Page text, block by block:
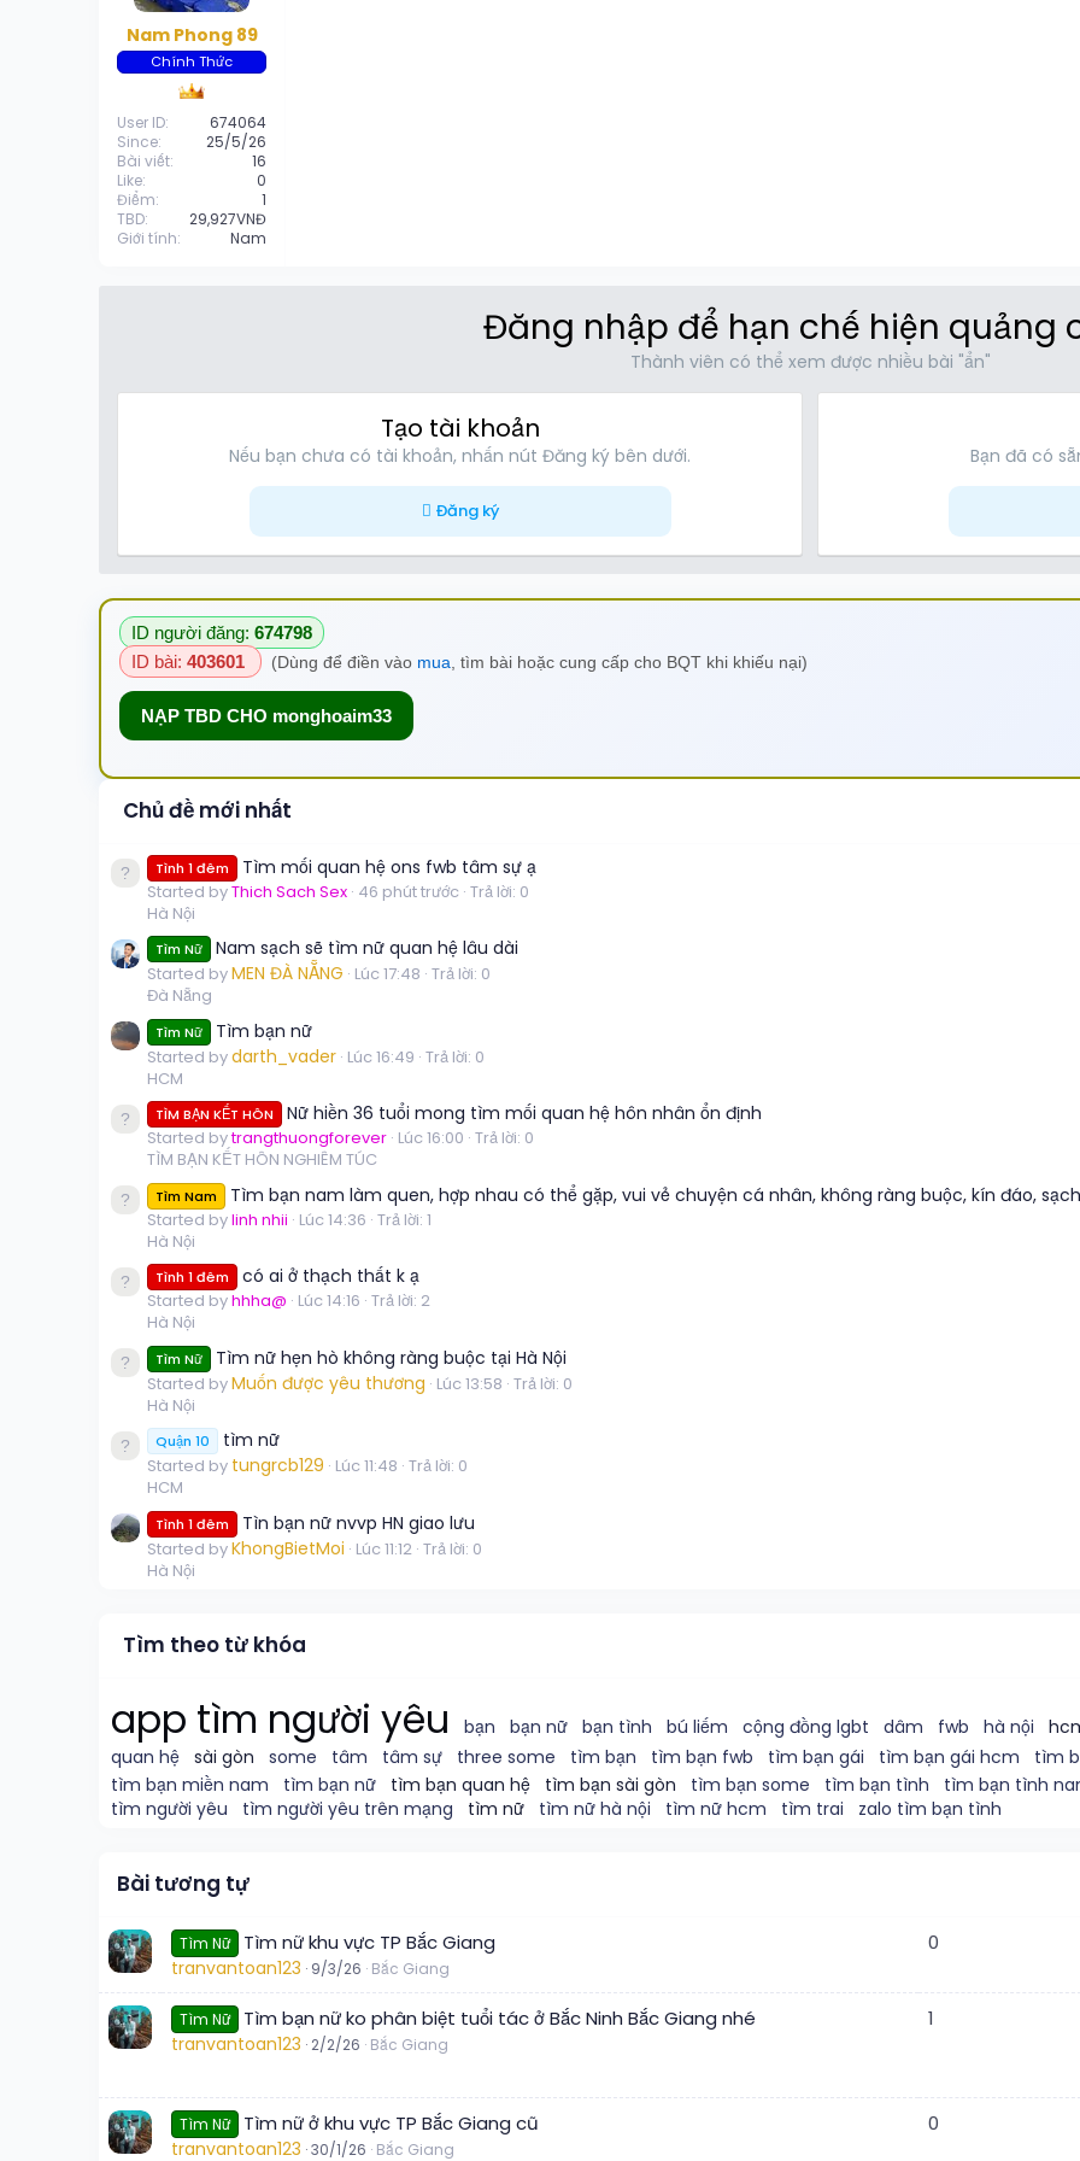
Nam Phong 89
Chính Thức
User ID
674064
Since
25/5/26
Bài viết
16
Like
0
Điểm
1
TBD
29,927VNĐ
Giới tính
Nam
Đăng nhập để hạn chế hiện quảng
Thành viên có thể xem được nhiều bài "ẩn"
Tạo tài khoản
Nếu bạn chưa có tài khoản, nhấn nút Đăng ký bên dưới.
Đăng ký
Bạn đã có
ID người đăng: 674798
ID bài: 403601 (Dùng để điền vào mua , tìm bài hoặc cung cấp cho BQT khi khiếu nại)
NẠP TBD CHO monghoaim33
Chủ đề mới nhất
Tình 1 đêm Tìm mối quan hệ ons fwb tâm sự ạ
Started byThich Sach Sex 46 phút trước Trả lời: 0
Hà Nội
Tìm Nữ Nam sạch sẽ tìm nữ quan hệ lâu dài
Started byMEN ĐÀ NẴNG Lúc 17:48 Trả lời: 0
Đà Nẵng
Tìm Nữ Tìm bạn nữ
Started bydarth_vader Lúc 16:49 Trả lời: 0
HCM
TÌM BẠN KẾT HÔN Nữ hiền 36 tuổi mong tìm mối quan hệ hôn nhân ổn định
Started bytrangthuongforever Lúc 16:00 Trả lời: 0
TÌM BẠN KẾT HÔN NGHIÊM TÚC
Tìm Nam Tìm bạn nam làm quen, hợp nhau có thể gặp, vui vẻ chuyện cá nhân, không ràng buộc, kín đáo,
Started bylinh nhii Lúc 14:36 Trả lời: 1
Hà Nội
Tình 1 đêm có ai ở thạch thất k ạ
Started byhhha@ Lúc 14:16 Trả lời: 2
Hà Nội
Tìm Nữ Tìm nữ hẹn hò không ràng buộc tại Hà Nội
Started byMuốn được yêu thương Lúc 13:58 Trả lời: 0
Hà Nội
Quận 10 tìm nữ
Started by tungrcb129 Lúc 11:48 Trả lời: 0
HCM
Tình 1 đêm Tìn bạn nữ nvvp HN giao lưu
Started byKhongBietMoi Lúc 11:12 Trả lời: 0
Hà Nội
Tìm theo từ khóa
app tìm người yêu bạn bạn nữ bạn tình bú liếm cộng đồng lgbt dâm fwb hà nội
quan hệ sài gòn some tâm tâm sự three some tìm bạn tìm bạn fwb tìm bạn gái tìm bạn gái hcm
tìm
tìm bạn miền nam
tìm bạn nữ tìm bạn quan hệ tìm bạn sài gòn tìm bạn some tìm bạn tình
tìm bạn tình
tìm người yêu
tìm người yêu trên mạng tìm nữ tìm nữ hà nội tìm nữ hcm tìm trai zalo tìm bạn tình
Bài tương tự
Tìm Nữ Tìm nữ khu vực TP Bắc Giang
tranvantoan123 9/3/26 Bắc Giang
0
Tìm Nữ Tìm bạn nữ ko phân biệt tuổi tác ở Bắc Ninh Bắc Giang nhé
tranvantoan123 2/2/26 Bắc Giang
1
Tìm Nữ Tìm nữ ở khu vực TP Bắc Giang cũ
tranvantoan123 30/1/26 Bắc Giang
0